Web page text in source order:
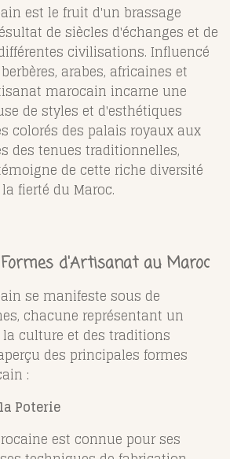
est le fruit d'un brassage
de siècles d'échanges et de
civilisations. Influencé
arabes, africaines et
marocain incarne une
de styles et d'esthétiques
colorés des palais royaux aux
des tenues traditionnelles,
de cette riche diversité
fierté du Maroc.
d'Artisanat au Maroc
se manifeste sous de
chacune représentant un
culture et des traditions
des principales formes
:
Poterie
est connue pour ses